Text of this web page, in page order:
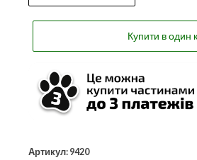
Купити в один
Артикул: 9420